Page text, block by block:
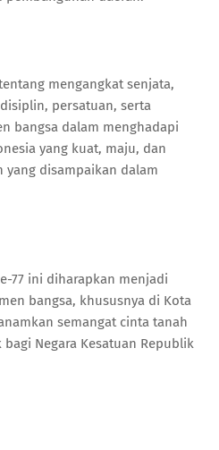
mengangkat senjata,
persatuan, serta
bangsa dalam menghadapi
yang kuat, maju, dan
yang disampaikan dalam
77 ini diharapkan menjadi
bangsa, khususnya di Kota
semangat cinta tanah
Negara Kesatuan Republik